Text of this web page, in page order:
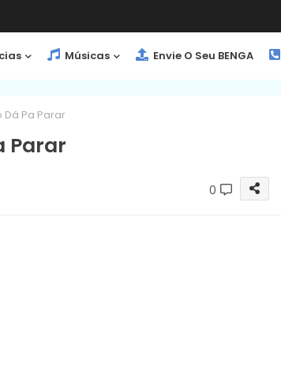
Músicas Envie O Seu BENGA
Dá Pa Parar
Parar
0